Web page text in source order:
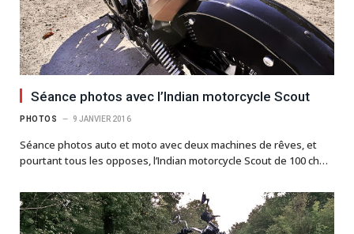
Séance photos avec l’Indian motorcycle Scout
PHOTOS 9 JANVIER 2016
Séance photos auto et moto avec deux machines de rêves, et
pourtant tous les opposes, l’Indian motorcycle Scout de 100 ch…